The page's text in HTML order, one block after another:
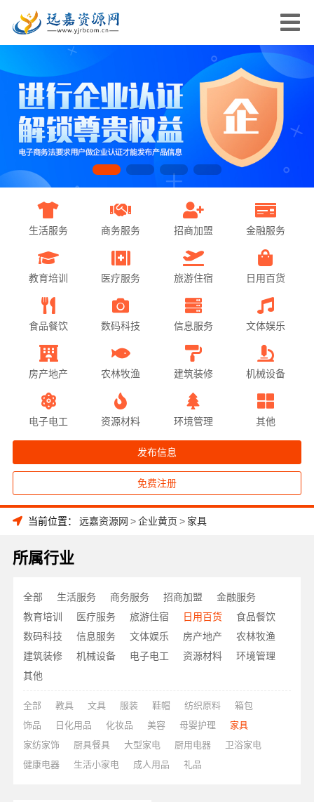
生活服务 商务服务 招商加盟 金融服务
教育培训 医疗服务 旅游住宿 日用百货
食品餐饮 数码科技 信息服务 文体娱乐
房产地产 农林牧渔 建筑装修 机械设备
电子电工 资源材料 环境管理 其他
发布信息
免费注册
当前位置： 远嘉资源网 >企业黄页 > 家具
所属行业
全部 生活服务 商务服务 招商加盟
金融服务
教育培训
医疗服务 旅游住宿 日用百货
食品餐饮
数码科技
信息服务 文体娱乐 房产地产
农林牧渔
建筑装修
机械设备 电子电工 资源材料
环境管理
其他
全部 教具 文具 服装 鞋帽 纺织原料
箱包
饰品
日化用品 化妆品 美容 母婴护理
家具
家纺家饰
厨具餐具 大型家电 厨用电器
卫浴家电
健康电器
生活小家电 成人用品 礼品